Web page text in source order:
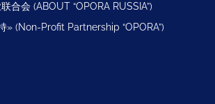
合会 (ABOUT “OPORA RUSSIA”)
» (Non-Profit Partnership “OPORA”)